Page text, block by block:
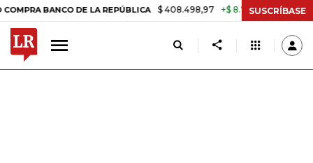
DE LA REPÚBLICA $ 408.498,97 +$ 8.753,81 +2,19% TASA DE
SUSCRÍBASE